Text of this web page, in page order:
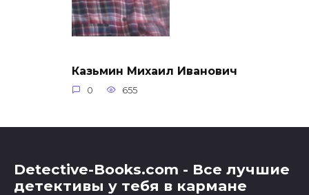
Казьмин Михаил Иванович
0 655
Detective-Books.com - Все лучшие
детективы у тебя в кармане